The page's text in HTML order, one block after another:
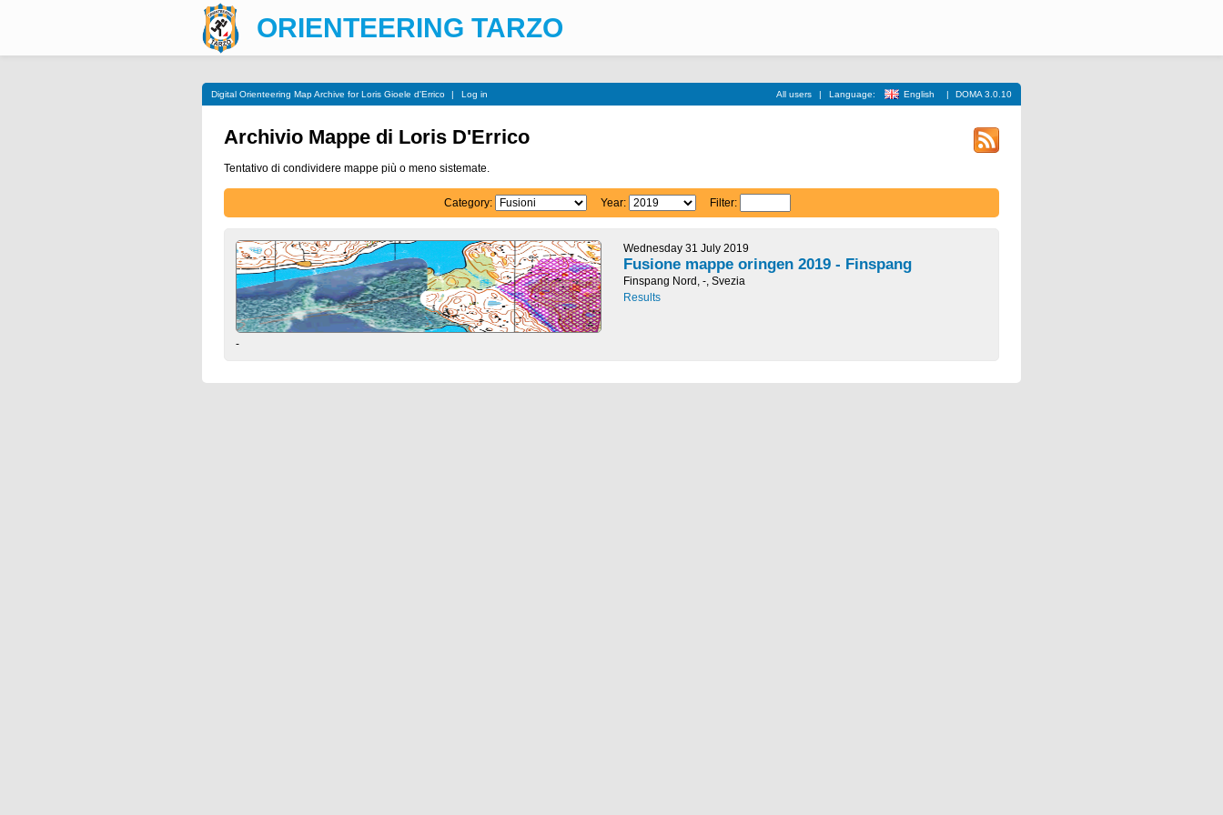
ORIENTEERING TARZO
Digital Orienteering Map Archive for Loris Gioele d'Errico | Log in All users | Language: English | DOMA 3.0.10
Archivio Mappe di Loris D'Errico
Tentativo di condividere mappe più o meno sistemate.
Category: Year: Filter:
Wednesday 31 July 2019
Fusione mappe oringen 2019 - Finspang
Finspang Nord, -, Svezia
Results
-